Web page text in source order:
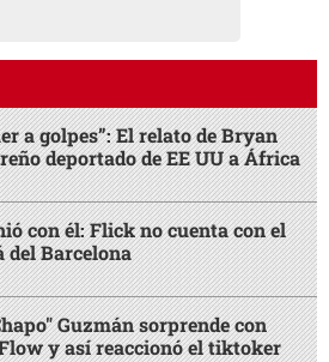
a golpes”: El relato de Bryan
deportado de EE UU a África
con él: Flick no cuenta con el
del Barcelona
Guzmán sorprende con
y así reaccionó el tiktoker